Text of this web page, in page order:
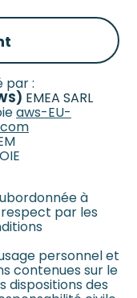
par :
EMEA SARL
aws-EU-
à
par les
personnel et
contenues sur le
dispositions des